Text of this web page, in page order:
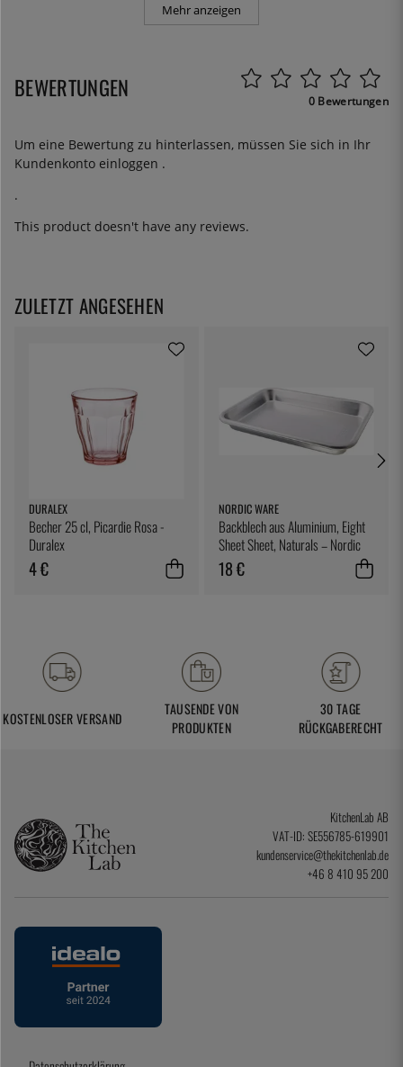
Mehr anzeigen
BEWERTUNGEN 0 Bewertungen
Um eine Bewertung zu hinterlassen, müssen Sie sich in Ihr
Kundenkonto einloggen .
.
This product doesn't have any reviews.
ZULETZT ANGESEHEN
DURALEX
Becher 25 cl, Picardie Rosa -
Duralex
4 €
NORDIC WARE
Backblech aus Aluminium, Eight
Sheet Sheet, Naturals – Nordic
Ware
18 €
KOSTENLOSER VERSAND
TAUSENDE VON
PRODUKTEN
30 TAGE
RÜCKGABERECHT
KitchenLab AB
VAT-ID: SE556785-619901
kundenservice@thekitchenlab.de
+46 8 410 95 200